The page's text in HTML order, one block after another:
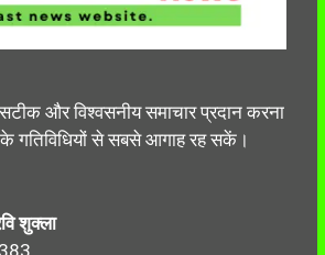
और विश्वसनीय समाचार प्रदान करना
गतिविधियों से सबसे आगाह रह सकें।
शुक्ला